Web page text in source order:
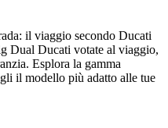
il viaggio secondo Ducati
Dual Ducati votate al viaggio,
Esplora la gamma
il modello più adatto alle tue